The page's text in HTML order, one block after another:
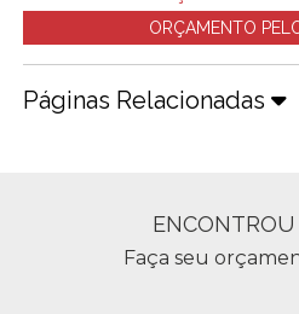
ORÇAMENTO
Páginas Relacionadas
ENCONTROU
Faça seu